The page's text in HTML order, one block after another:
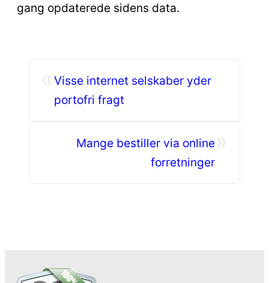
gang opdaterede sidens data.
Visse internet selskaber yder
portofri fragt
Mange bestiller via online
forretninger